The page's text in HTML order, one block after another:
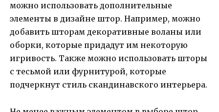
можно использовать дополнительные
элементы в дизайне штор. Например, можно
добавить шторам декоративные воланы или
оборки, которые придадут им некоторую
игривость. Также можно использовать шторы
с тесьмой или фурнитурой, которые
подчеркнут стиль скандинавского интерьера.